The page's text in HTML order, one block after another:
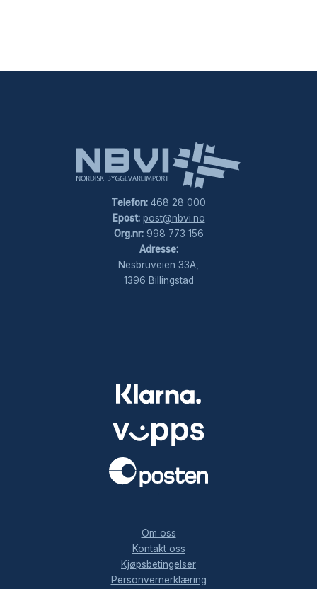
Telefon: 468 28 000
Epost: post@nbvi.no
Org.nr:998 773 156
Adresse:
Nesbruveien 33A,
1396 Billingstad
Om oss
Kontakt oss
Kjøpsbetingelser
Personvernerklæring